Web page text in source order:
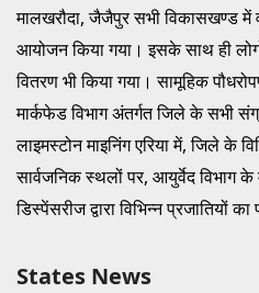
मालखरौदा, जैजैपुर सभी विकासखण्ड में
आयोजन किया गया। इसके साथ ही
वितरण भी किया गया। सामूहिक
मार्कफेड विभाग अंतर्गत जिले के सभी
लाइमस्टोन माइनिंग एरिया में, जिले के
सार्वजनिक स्थलों पर, आयुर्वेद विभाग
डिस्पेंसरीज द्वारा विभिन्न प्रजातियों
States News